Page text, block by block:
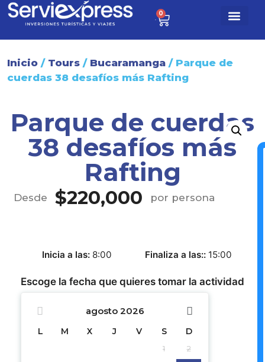
0
Inicio / Tours / Bucaramanga / Parque de
cuerdas 38 desafíos más Rafting
Parque de cuerdas
38 desafíos más
Rafting
Desde $220,000 por persona
Inicia a las 8:00 Finaliza a las: 15:00
Escoge la fecha que quieres tomar la actividad
agosto 2026
L M X J V S D
1 2